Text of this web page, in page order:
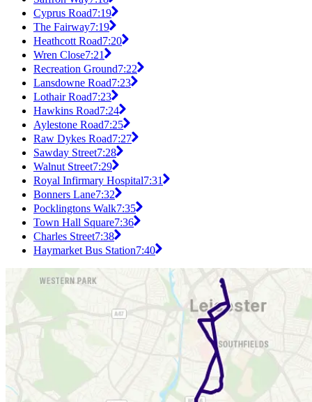
Cyprus Road7:19
The Fairway7:19
Heathcott Road7:20
Wren Close7:21
Recreation Ground7:22
Lansdowne Road7:23
Lothair Road7:23
Hawkins Road7:24
Aylestone Road7:25
Raw Dykes Road7:27
Sawday Street7:28
Walnut Street7:29
Royal Infirmary Hospital7:31
Bonners Lane7:32
Pocklingtons Walk7:35
Town Hall Square7:36
Charles Street7:38
Haymarket Bus Station7:40